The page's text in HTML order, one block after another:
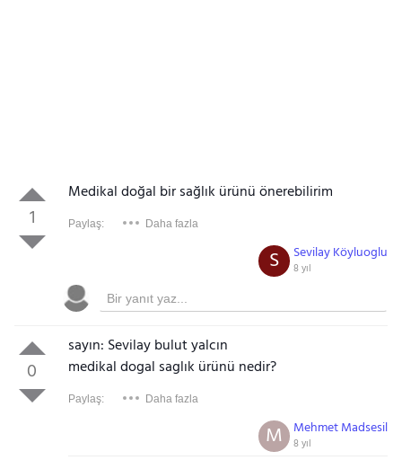
1
Medikal doğal bir sağlık ürünü önerebilirim
Paylaş: Daha fazla
Sevilay Köyluoglu
8 yıl
S
0
sayın: Sevilay bulut yalcın
medikal dogal saglık ürünü nedir?
Paylaş: Daha fazla
Mehmet Madsesil
8 yıl
M